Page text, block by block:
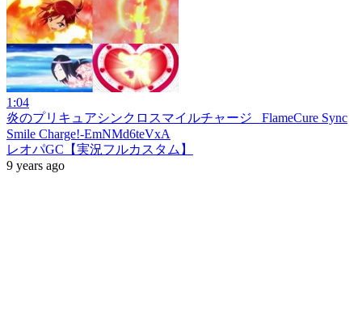
1:04
炎のプリキュアシンクロスマイルチャージ_ FlameCure Sync
Smile Charge!-EmNMd6teVxA
レオパGC【実況フルカスタム】
9 years ago